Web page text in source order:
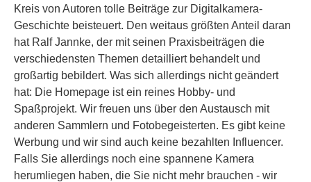
Kreis von Autoren tolle Beiträge zur Digitalkamera-
Geschichte beisteuert. Den weitaus größten Anteil daran
hat Ralf Jannke, der mit seinen Praxisbeiträgen die
verschiedensten Themen detailliert behandelt und
großartig bebildert. Was sich allerdings nicht geändert
hat: Die Homepage ist ein reines Hobby- und
Spaßprojekt. Wir freuen uns über den Austausch mit
anderen Sammlern und Fotobegeisterten. Es gibt keine
Werbung und wir sind auch keine bezahlten Influencer.
Falls Sie allerdings noch eine spannene Kamera
herumliegen haben, die Sie nicht mehr brauchen - wir